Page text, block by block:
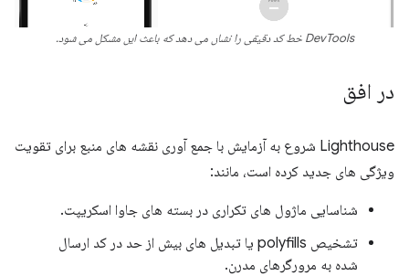
DevTools خط کد دقیقی را نشان می دهد که باعث این مشکل می شود.
در افق
Lighthouse شروع به آزمایش با جمع آوری نقشه های منبع برای تقویت
ویژگی های جدید کرده است، مانند:
شناسایی ماژول های تکراری در بسته های جاوا اسکریپت.
تشخیص polyfills یا تبدیل های بیش از حد در کد ارسال
شده به مرورگرهای مدرن.